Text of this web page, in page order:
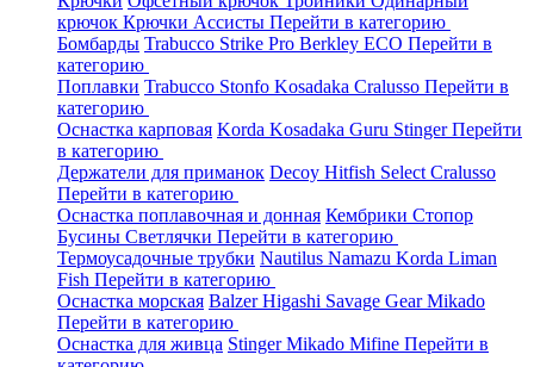
крючок Крючки Ассисты Перейти в категорию
Бомбарды Trabucco Strike Pro Berkley ECO Перейти в
категорию
Поплавки Trabucco Stonfo Kosadaka Cralusso Перейти в
категорию
Оснастка карповая Korda Kosadaka Guru StingerПерейти
в категорию
Держатели для приманок Decoy Hitfish Select Cralusso
Перейти в категорию
Оснастка поплавочная и донная Кембрики Стопор
Бусины Светлячки Перейти в категорию
Термоусадочные трубки Nautilus Namazu Korda Liman
Fish Перейти в категорию
Оснастка морская BalzerHigashi Savage GearMikado
Перейти в категорию
Оснастка для живца StingerMikado Mifine Перейти в